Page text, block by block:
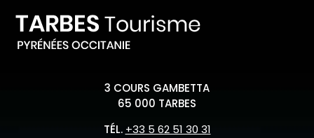
3 COURS GAMBETTA
65 000 TARBES
TÉL. +33 5 62 51 30 31